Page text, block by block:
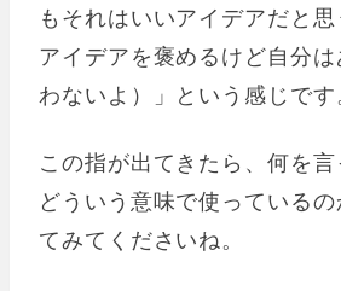
もそれはいいアイデアだと
アイデアを褒めるけど自分
わないよ）」という感じです
この指が出てきたら、何を言
どういう意味で使っている
てみてくださいね。